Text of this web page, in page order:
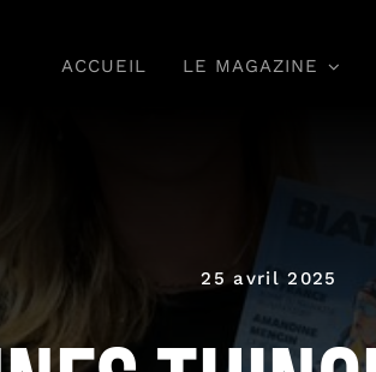
ACCUEIL LE MAGAZINE
25 avril 2025